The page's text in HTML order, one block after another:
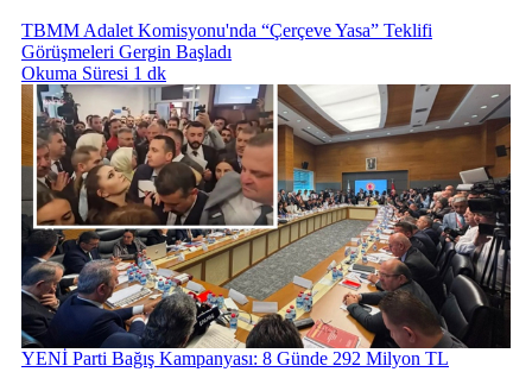
TBMM Adalet Komisyonu'nda “Çerçeve Yasa” Teklifi
Görüşmeleri Gergin Başladı
Okuma Süresi 1 dk
YENİ Parti Bağış Kampanyası: 8 Günde 292 Milyon TL